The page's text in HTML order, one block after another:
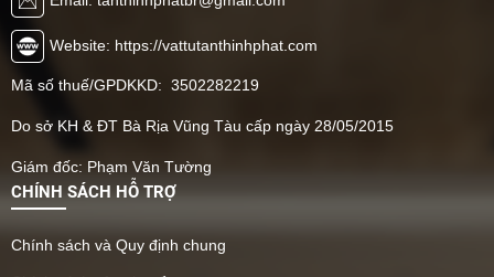
Website: https://vattutanthinhphat.com
Mã số thuế/GPDKKD: 3502282219
Do sở KH & ĐT Bà Rịa Vũng Tàu cấp ngày 28/05/2015
Giám đốc: Phạm Văn Tường
CHÍNH SÁCH HỖ TRỢ
Chính sách và Quy định chung